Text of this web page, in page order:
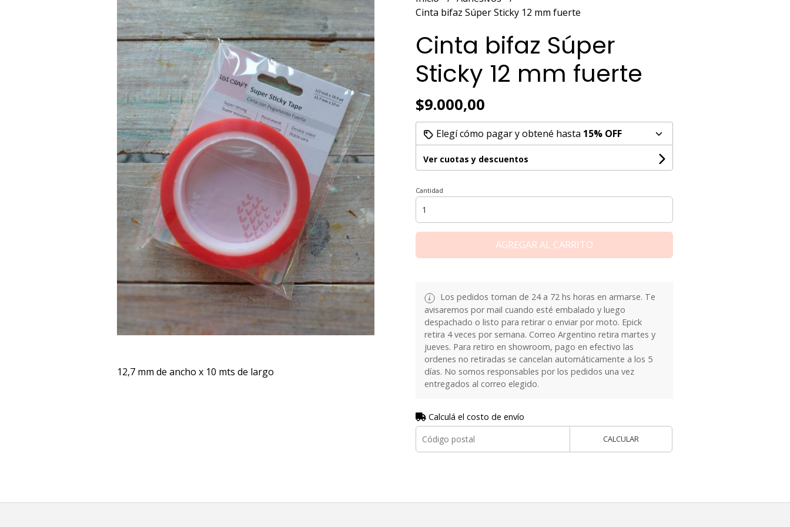
12,7 mm de ancho x 10 mts de largo
Cinta bifaz Súper Sticky 12 mm fuerte
Cinta bifaz Súper
Sticky 12 mm fuerte
$9.000,00
Elegí cómo pagar y obtené hasta 15% OFF
Ver cuotas y descuentos
Cantidad
AGREGAR AL CARRITO
Los pedidos toman de 24 a 72 hs horas en armarse. Te
avisaremos por mail cuando esté embalado y luego
despachado o listo para retirar o enviar por moto. Epick
retira 4 veces por semana. Correo Argentino retira martes y
jueves. Para retiro en showroom, pago en efectivo las
ordenes no retiradas se cancelan automáticamente a los 5
días. No somos responsables por los pedidos una vez
entregados al correo elegido.
Calculá el costo de envío
CALCULAR